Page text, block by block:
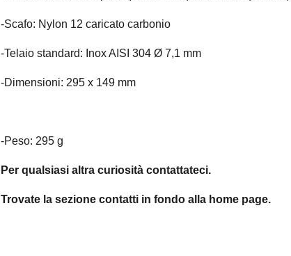
-Scafo: Nylon 12 caricato carbonio
-Telaio standard: Inox AISI 304 Ø 7,1 mm
-Dimensioni: 295 x 149 mm
-Peso: 295 g
Per qualsiasi altra curiosità contattateci.
Trovate la sezione contatti in fondo alla home page.